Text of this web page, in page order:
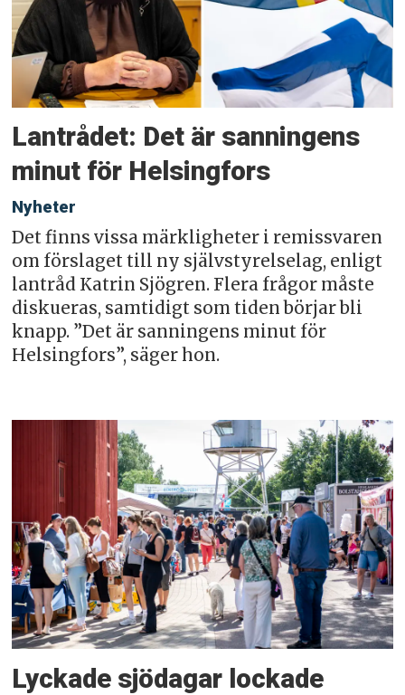
Lantrådet: Det är sanningens
minut för Helsingfors
Nyheter
Det finns vissa märkligheter i remissvaren
om förslaget till ny självstyrelselag, enligt
lantråd Katrin Sjögren. Flera frågor måste
diskueras, samtidigt som tiden börjar bli
knapp. ”Det är sanningens minut för
Helsingfors”, säger hon.
Lyckade sjödagar lockade